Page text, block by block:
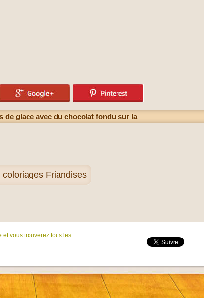
de glace avec du chocolat fondu sur la
coloriages Friandises
et vous trouverez tous les